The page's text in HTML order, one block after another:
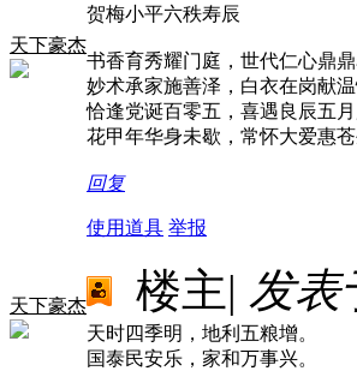
天下豪杰
贺梅小平六秩寿辰
书香育秀耀门庭，世代仁心鼎鼎
妙术承家施善泽，白衣在岗献温
恰逢党诞百零五，喜遇良辰五月
花甲年华身未歇，常怀大爱惠苍
回复
使用道具 举报
天下豪杰 楼主| 发表
天时四季明，地利五粮增。
国泰民安乐，家和万事兴。